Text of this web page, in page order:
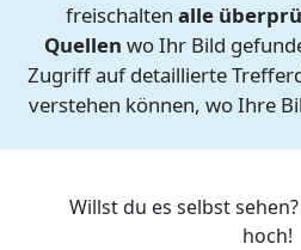
freischalten alle
Quellen wo Ihr Bild
Zugriff auf detaillierte
verstehen können, wo Ihre
Willst du es selbst
hoch!